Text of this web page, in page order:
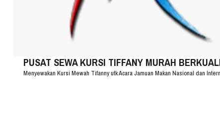
PUSAT SEWA KURSI TIFFANY MURAH
Menyewakan Kursi Mewah Tifanny utk Acara Jamuan Makan Nasional dan